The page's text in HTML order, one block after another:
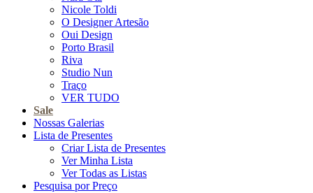
Nicole Toldi
O Designer Artesão
Oui Design
Porto Brasil
Riva
Studio Nun
Traço
VER TUDO
Sale
Nossas Galerias
Lista de Presentes
Criar Lista de Presentes
Ver Minha Lista
Ver Todas as Listas
Pesquisa por Preço